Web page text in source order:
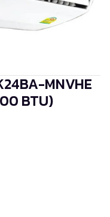
MNVHE
BTU)